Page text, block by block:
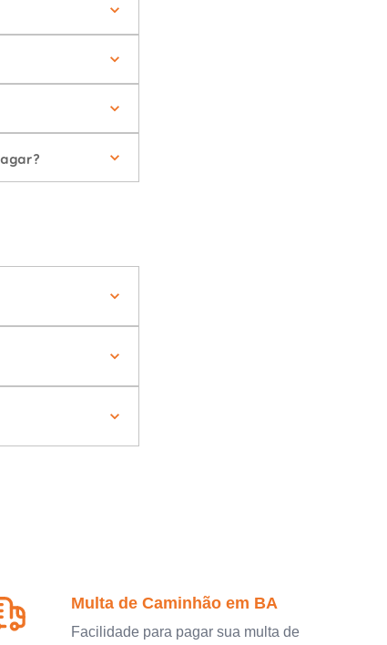
Multa de Caminhão em BA
Facilidade para pagar sua multa de